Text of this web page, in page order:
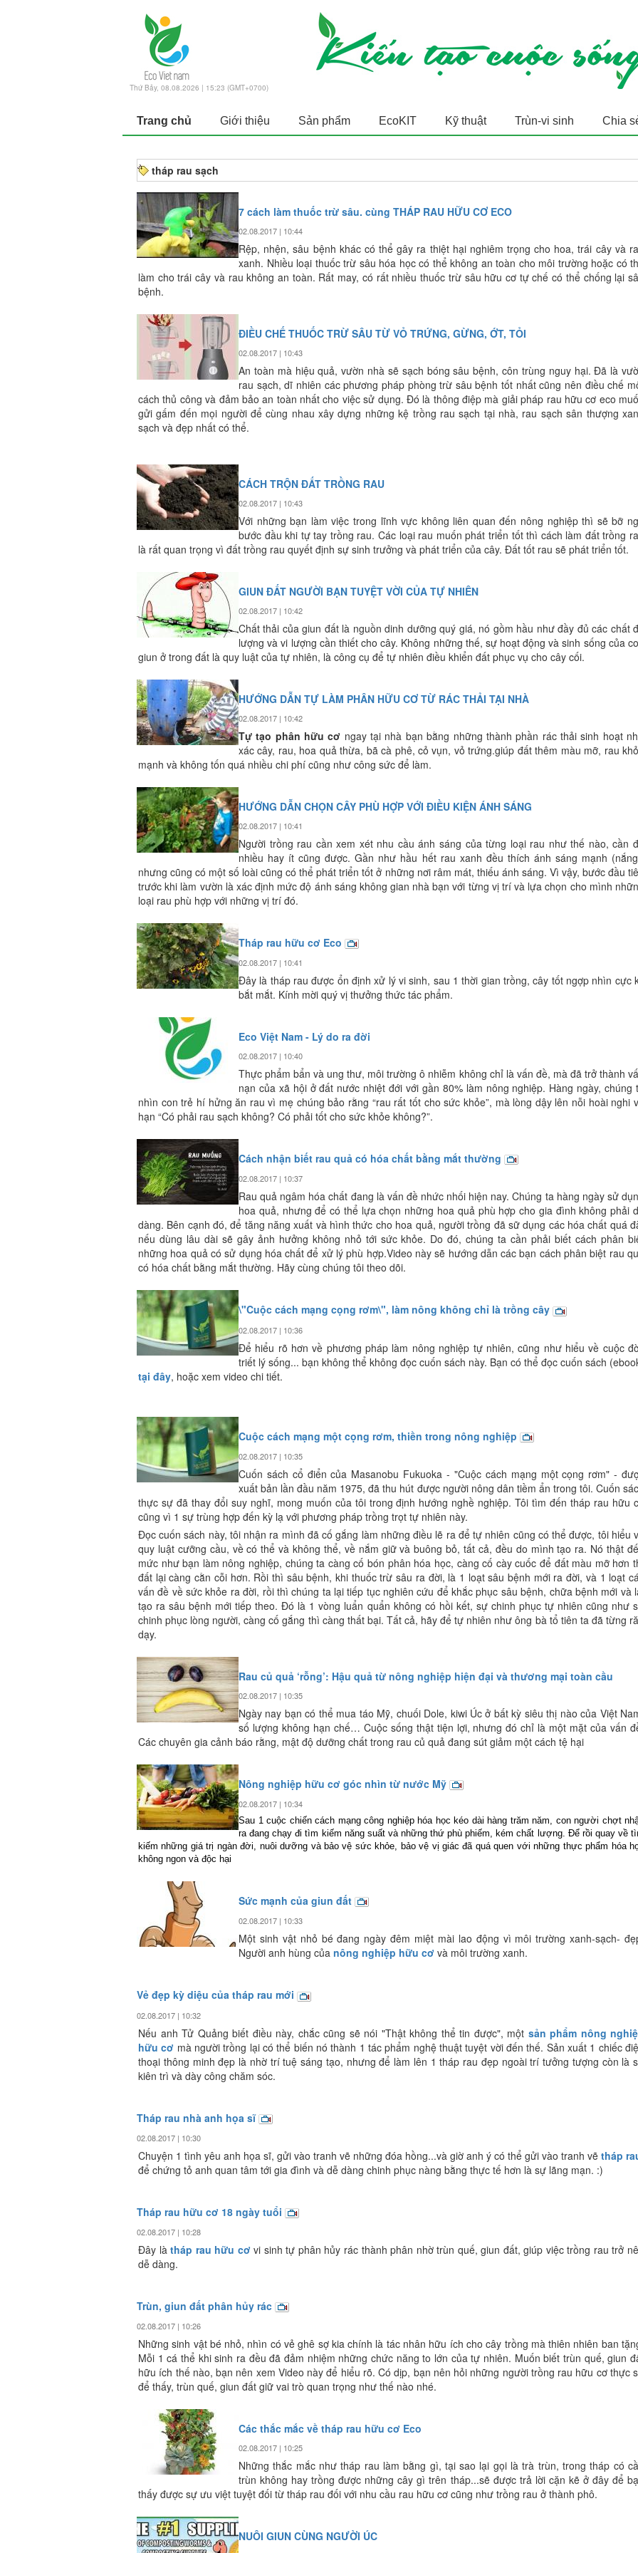
Thứ Bảy, 08.08.2026 | 15:23 (GMT+0700)
Trang chủ Giới thiệu Sản phẩm EcoKIT Kỹ thuật Trùn-vi sinh Chia
tháp rau sạch
7 cách làm thuốc trừ sâu. cùng THÁP RAU HỮU CƠ ECO
02.08.2017 | 10:44
Rệp, nhện, sâu bệnh khác có thể gây ra thiệt hại nghiêm trọng cho hoa, trái cây và
xanh. Nhiều loại thuốc trừ sâu hóa học có thể không an toàn cho môi trường hoặc có
làm cho trái cây và rau không an toàn. Rất may, có rất nhiều thuốc trừ sâu hữu cơ tự chế có thể chống lại
bệnh.
ĐIỀU CHẾ THUỐC TRỪ SÂU TỪ VỎ TRỨNG, GỪNG, ỚT, TỎI
02.08.2017 | 10:43
An toàn mà hiệu quả, vườn nhà sẽ sạch bóng sâu bệnh, côn trùng nguy hại. Đã là
rau sạch, dĩ nhiên các phương pháp phòng trừ sâu bệnh tốt nhất cũng nên điều chế
cách thủ công và đảm bảo an toàn nhất cho việc sử dụng. Đó là thông điệp mà giải pháp rau hữu cơ eco
gửi gấm đến mọi người để cùng nhau xây dựng những kệ trồng rau sạch tại nhà, rau sạch sân thượng
sạch và đẹp nhất có thể.
CÁCH TRỘN ĐẤT TRỒNG RAU
02.08.2017 | 10:43
Với những bạn làm việc trong lĩnh vực không liên quan đến nông nghiệp thì sẽ bỡ
bước đầu khi tự tay trồng rau. Các loại rau muốn phát triển tốt thì cách làm đất trồng
là rất quan trọng vì đất trồng rau quyết định sự sinh trưởng và phát triển của cây. Đất tốt rau sẽ phát triển tốt.
GIUN ĐẤT NGƯỜI BẠN TUYỆT VỜI CỦA TỰ NHIÊN
02.08.2017 | 10:42
Chất thải của giun đất là nguồn dinh dưỡng quý giá, nó gồm hầu như đầy đủ các chất
lượng và vi lượng cần thiết cho cây. Không những thế, sự hoạt động và sinh sống của
giun ở trong đất là quy luật của tự nhiên, là công cụ để tự nhiên điều khiển đất phục vụ cho cây cối.
HƯỚNG DẪN TỰ LÀM PHÂN HỮU CƠ TỪ RÁC THẢI TẠI NHÀ
02.08.2017 | 10:42
Tự tạo phân hữu cơ ngay tại nhà bạn bằng những thành phần rác thải sinh hoạt
xác cây, rau, hoa quả thừa, bã cà phê, cỏ vụn, vỏ trứng.giúp đất thêm màu mỡ, rau
mạnh và không tốn quá nhiều chi phí cũng như công sức để làm.
HƯỚNG DẪN CHỌN CÂY PHÙ HỢP VỚI ĐIỀU KIỆN ÁNH SÁNG
02.08.2017 | 10:41
Người trồng rau cần xem xét nhu cầu ánh sáng của từng loại rau như thế nào, cần
nhiều hay ít cũng được. Gần như hầu hết rau xanh đều thích ánh sáng mạnh
nhưng cũng có một số loài cũng có thể phát triển tốt ở những nơi râm mát, thiếu ánh sáng. Vì vậy, bước đầu
trước khi làm vườn là xác định mức độ ánh sáng không gian nhà bạn với từng vị trí và lựa chọn cho mình
loại rau phù hợp với những vị trí đó.
Tháp rau hữu cơ Eco
02.08.2017 | 10:41
Đây là tháp rau được ổn định xử lý vi sinh, sau 1 thời gian trồng, cây tốt ngợp nhìn cực
bắt mắt. Kính mời quý vị thưởng thức tác phẩm.
Eco Việt Nam - Lý do ra đời
02.08.2017 | 10:40
Thực phẩm bẩn và ung thư, môi trường ô nhiễm không chỉ là vấn đề, mà đã trở thành
nạn của xã hội ở đất nước nhiệt đới với gần 80% làm nông nghiệp. Hàng ngày, chúng
nhìn con trẻ hí hửng ăn rau vì mẹ chúng bảo rằng “rau rất tốt cho sức khỏe”, mà lòng dậy lên nỗi hoài nghi
hạn “Có phải rau sạch không? Có phải tốt cho sức khỏe không?”.
Cách nhận biết rau quả có hóa chất bằng mắt thường
02.08.2017 | 10:37
Rau quả ngâm hóa chất đang là vấn đề nhức nhối hiện nay. Chúng ta hàng ngày sử
hoa quả, nhưng để có thể lựa chọn những hoa quả phù hợp cho gia đình không phải
dàng. Bên cạnh đó, để tăng năng xuất và hình thức cho hoa quả, người trồng đã sữ dụng các hóa chất quá
nếu dùng lâu dài sẽ gây ảnh hưởng không nhỏ tới sức khỏe. Do đó, chúng ta cần phải biết cách phân
những hoa quả có sử dụng hóa chất để xử lý phù hợp.Video này sẽ hướng dẫn các bạn cách phân biệt rau
có hóa chất bằng mắt thường. Hãy cùng chúng tôi theo dõi.
\"Cuộc cách mạng cọng rơm\", làm nông không chỉ là trồng cây
02.08.2017 | 10:36
Để hiểu rõ hơn về phương pháp làm nông nghiệp tự nhiên, cũng như hiểu về cuộc
triết lý sống... bạn không thể không đọc cuốn sách này. Bạn có thể đọc cuốn sách
tại đây, hoặc xem video chi tiết.
Cuộc cách mạng một cọng rơm, thiền trong nông nghiệp
02.08.2017 | 10:35
Cuốn sách cổ điển của Masanobu Fukuoka - "Cuộc cách mạng một cọng rơm" -
xuất bản lần đầu năm 1975, đã thu hút được người nông dân tiềm ẩn trong tôi. Cuốn
thực sự đã thay đổi suy nghĩ, mong muốn của tôi trong định hướng nghề nghiệp. Tôi tìm đến tháp rau hữu
cũng vì 1 sự trùng hợp đến kỳ lạ với phương pháp trồng trọt tự nhiên này.
Đọc cuốn sách này, tôi nhận ra mình đã cố gắng làm những điều lẽ ra để tự nhiên cũng có thể được, tôi hiểu
quy luật cưỡng cầu, về có thể và không thể, về nắm giữ và buông bỏ, tất cả, đều do mình tạo ra. Nó thật
mức như bạn làm nông nghiệp, chúng ta càng cố bón phân hóa học, càng cố cày cuốc để đất màu mỡ hơn
đất lại càng cằn cỗi hơn. Rồi thì sâu bệnh, khi thuốc trừ sâu ra đời, là 1 loạt sâu bệnh mới ra đời, và 1 loạt
vấn đề về sức khỏe ra đời, rồi thì chúng ta lại tiếp tục nghiên cứu để khắc phục sâu bệnh, chữa bệnh mới và
tạo ra sâu bệnh mới tiếp theo. Đó là 1 vòng luẩn quẩn không có hồi kết, sự chinh phục tự nhiên cũng như
chinh phục lòng người, càng cố gắng thì càng thất bại. Tất cả, hãy để tự nhiên như ông bà tổ tiên ta đã từng
dạy.
Rau củ quả ‘rỗng’: Hậu quả từ nông nghiệp hiện đại và thương mại toàn cầu
02.08.2017 | 10:35
Ngày nay bạn có thể mua táo Mỹ, chuối Dole, kiwi Úc ở bất kỳ siêu thị nào của Việt
số lượng không hạn chế… Cuộc sống thật tiện lợi, nhưng đó chỉ là một mặt của vấn
Các chuyên gia cảnh báo rằng, mật độ dưỡng chất trong rau củ quả đang sút giảm một cách tệ hại
Nông nghiệp hữu cơ góc nhìn từ nước Mỹ
02.08.2017 | 10:34
Sau 1 cuộc chiến cách mạng công nghiệp hóa học kéo dài hàng trăm năm, con người chợt
ra đang chạy đi tìm kiếm năng suất và những thứ phù phiếm, kém chất lượng. Để rồi quay về
kiếm những giá trị ngàn đời, nuôi dưỡng và bảo vệ sức khỏe, bảo vệ vị giác đã quá quen với những thực phẩm hóa
không ngon và độc hại
Sức mạnh của giun đất
02.08.2017 | 10:33
Một sinh vật nhỏ bé đang ngày đêm miệt mài lao động vì môi trường xanh-sạch-
Người anh hùng của nông nghiệp hữu cơ và môi trường xanh.
Vẻ đẹp kỳ diệu của tháp rau mới
02.08.2017 | 10:32
Nếu anh Tử Quảng biết điều này, chắc cũng sẽ nói "Thật không thể tin được", một sản phẩm nông
hữu cơ mà người trồng lại có thể biến nó thành 1 tác phẩm nghệ thuật tuyệt vời đến thế. Sản xuất 1 chiếc
thoại thông minh đẹp là nhờ trí tuệ sáng tạo, nhưng để làm lên 1 tháp rau đẹp ngoài trí tưởng tượng còn là
kiên trì và dày công chăm sóc.
Tháp rau nhà anh họa sĩ
02.08.2017 | 10:30
Chuyện 1 tình yêu anh họa sĩ, gửi vào tranh vẽ những đóa hồng...và giờ anh ý có thể gửi vào tranh vẽ tháp
để chứng tỏ anh quan tâm tới gia đình và dễ dàng chinh phục nàng bằng thực tế hơn là sự lãng mạn. :)
Tháp rau hữu cơ 18 ngày tuổi
02.08.2017 | 10:28
Đây làtháp rau hữu cơ vi sinh tự phân hủy rác thành phân nhờ trùn quế, giun đất, giúp việc trồng rau trở
dễ dàng.
Trùn, giun đất phân hủy rác
02.08.2017 | 10:26
Những sinh vật bé nhỏ, nhìn có vẻ ghê sợ kia chính là tác nhân hữu ích cho cây trồng mà thiên nhiên ban
Mỗi 1 cá thể khi sinh ra đều đã đảm nhiệm những chức năng to lớn của tự nhiên. Muốn biết trùn quế, giun
hữu ích thế nào, bạn nên xem Video này để hiểu rõ. Có dịp, bạn nên hỏi những người trồng rau hữu cơ thực
để thấy, trùn quế, giun đất giữ vai trò quan trọng như thế nào nhé.
Các thắc mắc về tháp rau hữu cơ Eco
02.08.2017 | 10:25
Những thắc mắc như tháp rau làm bằng gì, tại sao lại gọi là trà trùn, trong tháp có
trùn không hay trồng được những cây gì trên tháp...sẽ được trả lời cặn kẽ ở đây để
thấy được sự ưu việt tuyệt đối từ tháp rau đối với nhu cầu rau hữu cơ cũng như trồng rau ở thành phô.
NUÔI GIUN CÙNG NGƯỜI ÚC